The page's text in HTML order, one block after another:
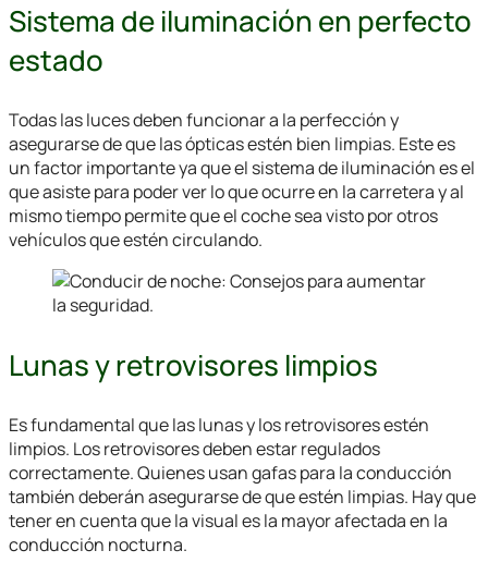
Sistema de iluminación en perfecto
estado
Todas las luces deben funcionar a la perfección y
asegurarse de que las ópticas estén bien limpias. Este es
un factor importante ya que el sistema de iluminación es el
que asiste para poder ver lo que ocurre en la carretera y al
mismo tiempo permite que el coche sea visto por otros
vehículos que estén circulando.
Lunas y retrovisores limpios
Es fundamental que las lunas y los retrovisores estén
limpios. Los retrovisores deben estar regulados
correctamente. Quienes usan gafas para la conducción
también deberán asegurarse de que estén limpias. Hay que
tener en cuenta que la visual es la mayor afectada en la
conducción nocturna.